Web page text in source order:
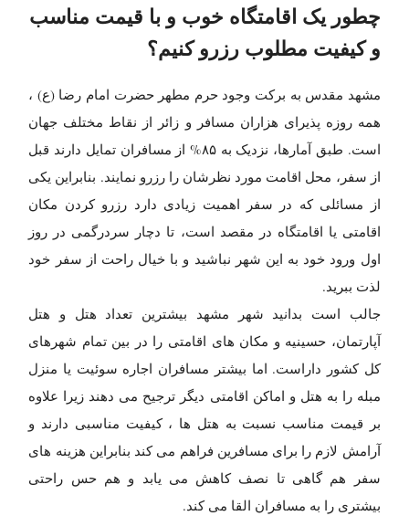
چطور یک اقامتگاه خوب و با قیمت مناسب
و کیفیت مطلوب رزرو کنیم؟
مشهد مقدس به برکت وجود حرم مطهر حضرت امام رضا (ع) ،
همه روزه پذیرای هزاران مسافر و زائر از نقاط مختلف جهان
است. طبق آمارها، نزدیک به ۸۵% از مسافران تمایل دارند قبل
از سفر، محل اقامت مورد نظرشان را رزرو نمایند. بنابراین یکی
از مسائلی که در سفر اهمیت زیادی دارد رزرو کردن مکان
اقامتی یا اقامتگاه در مقصد است، تا دچار سردرگمی در روز
اول ورود خود به این شهر نباشید و با خیال راحت از سفر خود
لذت ببرید.
جالب است بدانید شهر مشهد بیشترین تعداد هتل و هتل
آپارتمان، حسینیه و مکان های اقامتی را در بین تمام شهرهای
کل کشور داراست. اما بیشتر مسافران اجاره سوئیت یا منزل
مبله را به هتل و اماکن اقامتی دیگر ترجیح می دهند زیرا علاوه
بر قیمت مناسب نسبت به هتل ها ، کیفیت مناسبی دارند و
آرامش لازم را برای مسافرین فراهم می کند بنابراین هزینه های
سفر هم گاهی تا نصف کاهش می یابد و هم حس راحتی
بیشتری را به مسافران القا می کند.